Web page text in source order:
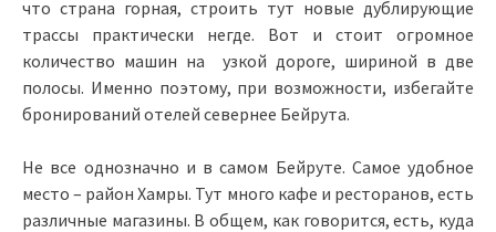
что страна горная, строить тут новые дублирующие
трассы практически негде. Вот и стоит огромное
количество машин на узкой дороге, шириной в две
полосы. Именно поэтому, при возможности, избегайте
бронирований отелей севернее Бейрута.
Не все однозначно и в самом Бейруте. Самое удобное
место – район Хамры. Тут много кафе и ресторанов, есть
различные магазины. В общем, как говорится, есть, куда